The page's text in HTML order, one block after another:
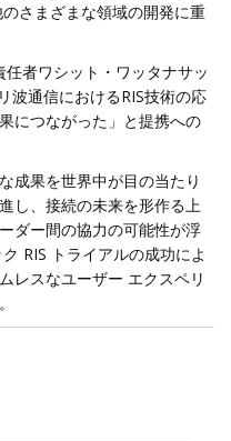
さまざまな領域の開発に重
者ワシット・ワッタナサッ
波通信におけるRIS技術の応
につながった」と提携への
成果を世界中が目の当たり
し、接続の未来を形作る上
ダー間の協力の可能性が浮
RIS トライアルの成功によ
レスなユーザー エクスペリ